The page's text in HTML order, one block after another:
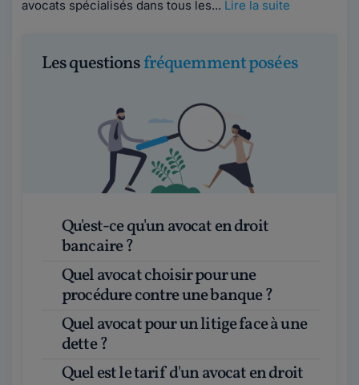
avocats spécialisés dans tous les... Lire la suite
Les questionsfréquemment posées
Qu'est-ce qu'un avocat en droit
bancaire ?
Quel avocat choisir pour une
procédure contre une banque ?
Quel avocat pour un litige face à une
dette ?
Quel est le tarif d'un avocat en droit